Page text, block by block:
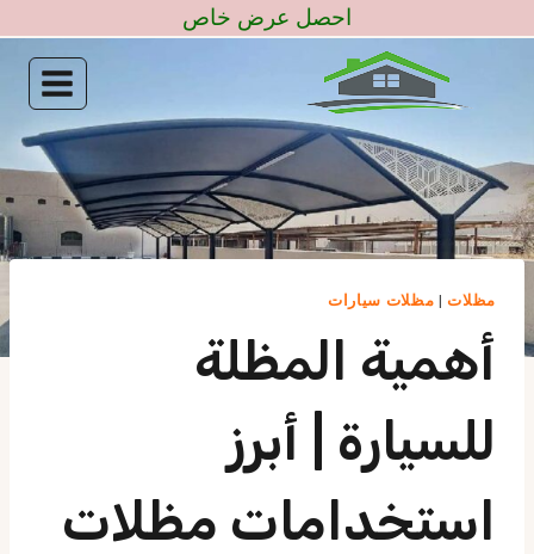
احصل عرض خاص
مظلات| مظلات سيارات
أهمية المظلة
للسيارة | أبرز
استخدامات مظلات